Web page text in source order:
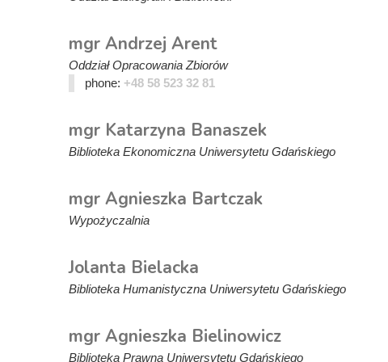
mgr Andrzej Arent
Oddział Opracowania Zbiorów
phone: +48 58 523 32 81
mgr Katarzyna Banaszek
Biblioteka Ekonomiczna Uniwersytetu Gdańskiego
mgr Agnieszka Bartczak
Wypożyczalnia
Jolanta Bielacka
Biblioteka Humanistyczna Uniwersytetu Gdańskiego
mgr Agnieszka Bielinowicz
Biblioteka Prawna Uniwersytetu Gdańskiego